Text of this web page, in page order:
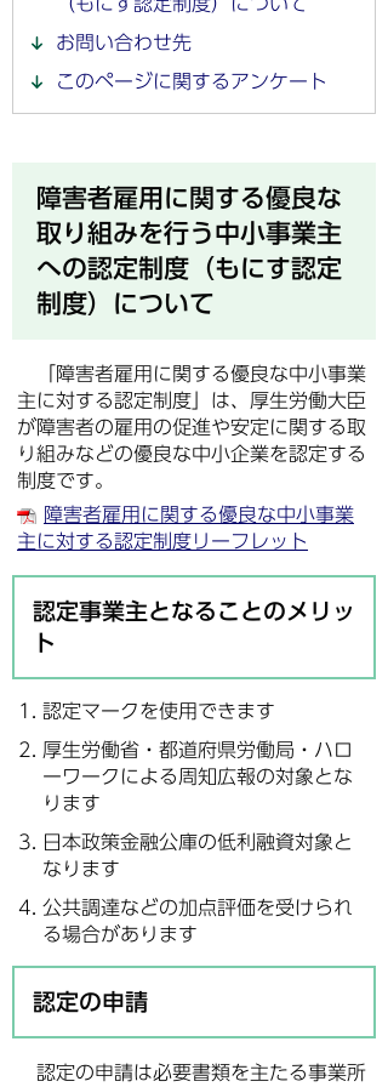
お問い合わせ先
このページに関するアンケート
障害者雇用に関する優良な
取り組みを行う中小事業主
への認定制度（もにす認定
制度）について
「障害者雇用に関する優良な中小事業
主に対する認定制度」は、厚生労働大臣
が障害者の雇用の促進や安定に関する取
り組みなどの優良な中小企業を認定する
制度です。
障害者雇用に関する優良な中小事業
主に対する認定制度リーフレット
認定事業主となることのメリッ
ト
認定マークを使用できます
厚生労働省・都道府県労働局・ハロ
ーワークによる周知広報の対象とな
ります
日本政策金融公庫の低利融資対象と
なります
公共調達などの加点評価を受けられ
る場合があります
認定の申請
認定の申請は必要書類を主たる事業所